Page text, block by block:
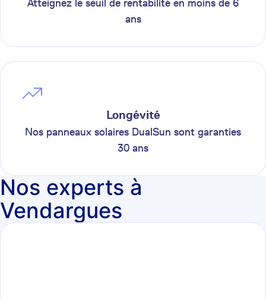
Atteignez le seuil de rentabilité en moins de 6
ans
Longévité
Nos panneaux solaires DualSun sont garanties
30 ans
Nos experts à
Vendargues